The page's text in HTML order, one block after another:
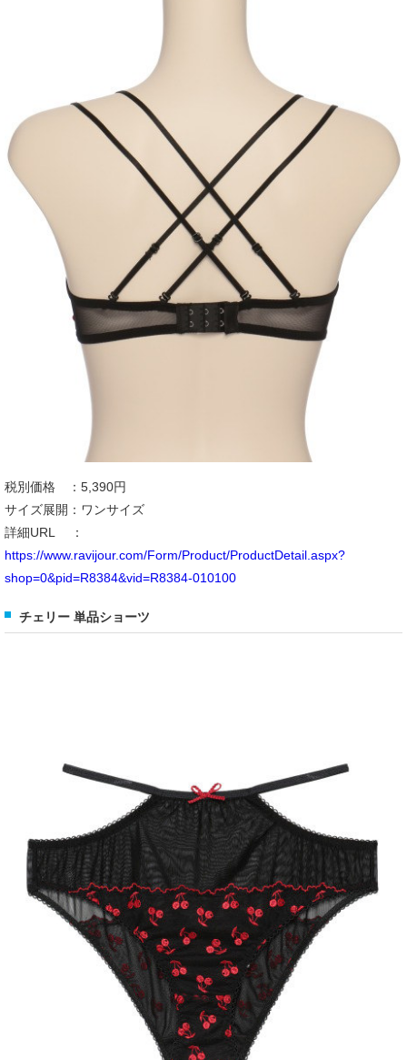
税別価格 ：5,390円
サイズ展開：ワンサイズ
詳細URL ：
https://www.ravijour.com/Form/Product/ProductDetail.aspx?
shop=0&pid=R8384&vid=R8384-010100
チェリー 単品ショーツ